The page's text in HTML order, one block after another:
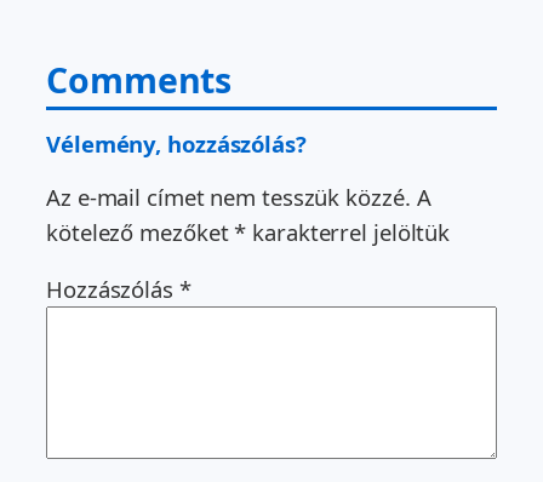
Comments
Vélemény, hozzászólás?
Az e-mail címet nem tesszük közzé. A
kötelező mezőket* karakterrel jelöltük
Hozzászólás *